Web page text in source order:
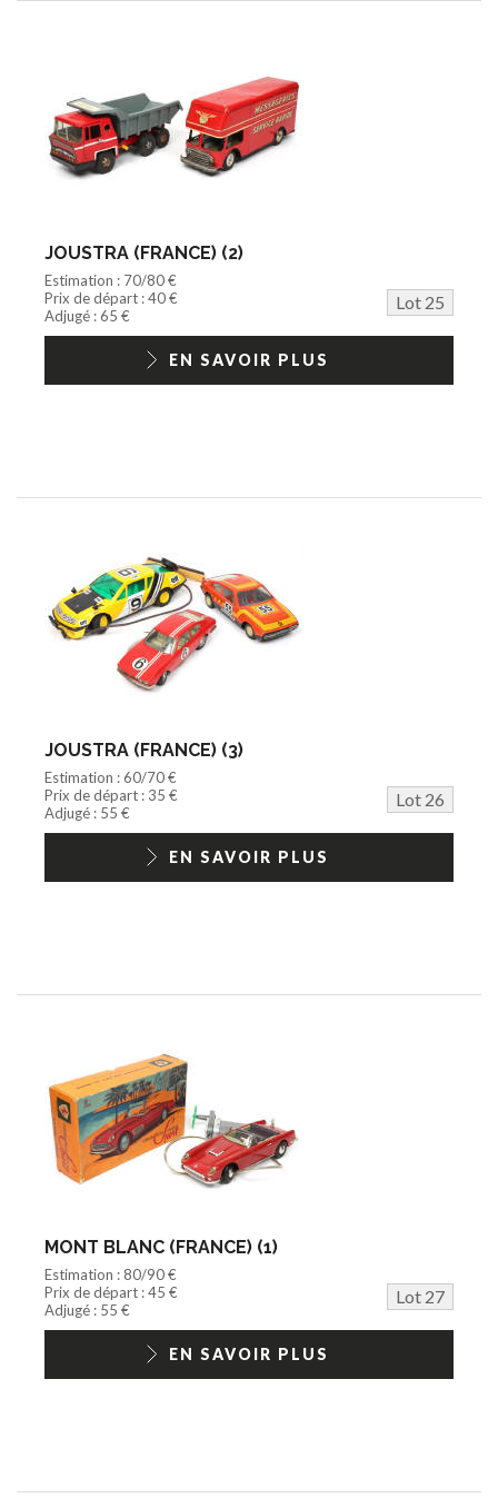
JOUSTRA (FRANCE) (2)
Estimation : 70/80 €
Prix de départ : 40 €
Lot 25
Adjugé : 65 €
EN SAVOIR PLUS
JOUSTRA (FRANCE) (3)
Estimation : 60/70 €
Prix de départ : 35 €
Lot 26
Adjugé : 55 €
EN SAVOIR PLUS
MONT BLANC (FRANCE) (1)
Estimation : 80/90 €
Prix de départ : 45 €
Lot 27
Adjugé : 55 €
EN SAVOIR PLUS